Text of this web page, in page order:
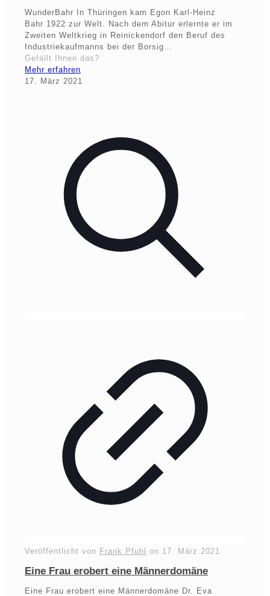
WunderBahr In Thüringen kam Egon Karl-Heinz
Bahr 1922 zur Welt. Nach dem Abitur erlernte er im
Zweiten Weltkrieg in Reinickendorf den Beruf des
Industriekaufmanns bei der Borsig…
Gefällt Ihnen das?
Mehr erfahren
17. März 2021
Veröffentlicht von Frank Pfuhl on 17. März 2021
Eine Frau erobert eine Männerdomäne
Eine Frau erobert eine Männerdomäne Dr. Eva